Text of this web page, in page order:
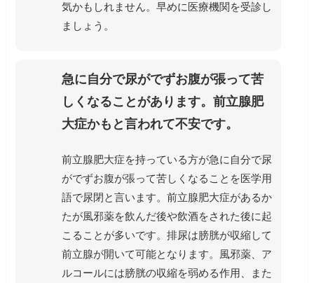
気かもしれません。早めに医療機関を受診し
ましょう。
急に自分で尿がでずお腹が張って苦
しくなることがあります。前立腺肥
大症かもと言われて不安です。
前立腺肥大症を持っている方が急に自分で尿
がでずお腹が張って苦しくなることを医学用
語で尿閉と言います。前立腺肥大症があるか
たが風邪薬を飲んだ後や飲酒をされた後に起
こることが多いです。排尿は膀胱が収縮して
前立腺が開いて可能となります。風邪薬、ア
ルコールには膀胱の収縮を弱める作用、また